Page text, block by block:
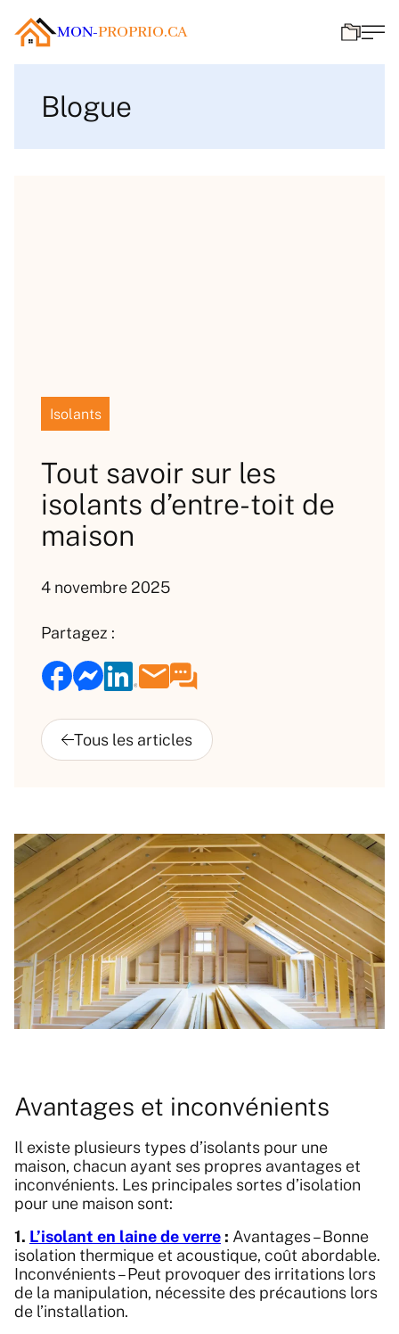
MON-PROPRIO.CA
Blogue
Isolants
Tout savoir sur les
isolants d’entre-toit de
maison
4 novembre 2025
Partagez :
Avantages et inconvénients
Il existe plusieurs types d’isolants pour une
maison, chacun ayant ses propres avantages et
inconvénients. Les principales sortes d’isolation
pour une maison sont:
1. L’isolant en laine de verre: Avantages – Bonne
isolation thermique et acoustique, coût abordable.
Inconvénients – Peut provoquer des irritations lors
de la manipulation, nécessite des précautions lors
de l’installation.